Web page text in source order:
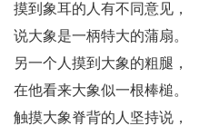
摸到象耳的人有不同意见，
说大象是一柄特大的蒲扇。
另一个人摸到大象的粗腿，
在他看来大象似一根棒槌。
触摸大象脊背的人坚持说，